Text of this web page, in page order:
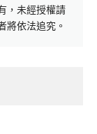
，未經授權請
將依法追究。